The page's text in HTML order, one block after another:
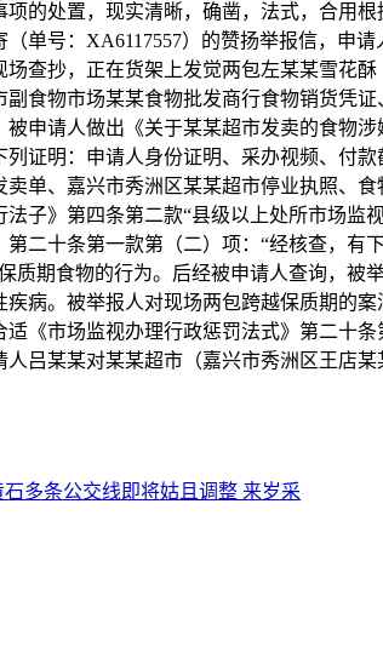
的处置，现实清晰，确凿，法式，合用
单号：XA6117557）的赞扬举报信，申
查抄，正在货架上发觉两包左某某雪花
食物市场某某食物批发商行食物销货凭
申请人做出《关于某某超市发卖的食物
证明：申请人身份证明、采办视频、付
单、嘉兴市秀洲区某某超市停业执照、
子》第四条第二款“县级以上处所市场
二十条第一款第（二）项：“经核查，
期食物的行为。后经被申请人查询，
病。被举报人对现场两包跨越保质期的
《市场监视办理行政惩罚法式》第二十
吕某某对某某超市（嘉兴市秀洲区王店某
石多条公交线即将姑且调整 来岁采